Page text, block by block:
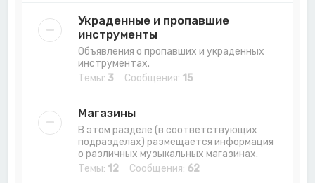
Украденные и пропавшие
инструменты
Объявления о пропавших и украденных
инструментах.
Темы: 3 Сообщения: 15
Магазины
В этом разделе (в соответствующих
подразделах) размещается информация
о различных музыкальных магазинах.
Темы: 12 Сообщения: 62